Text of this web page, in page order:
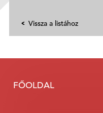
Vissza a listához
FŐOLDAL